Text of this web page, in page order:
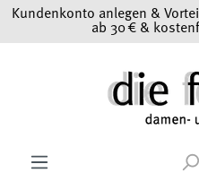
Zum Hauptinhalt springen
Kundenkonto anlegen &
ab 30 € &